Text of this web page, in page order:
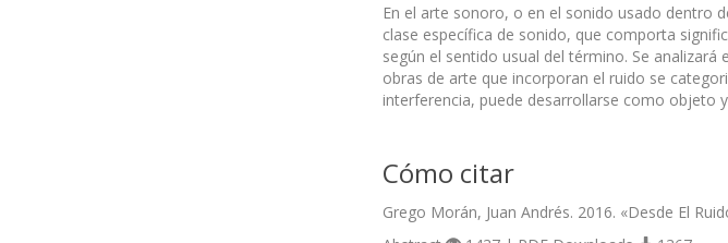
En el arte sonoro, o en el sonido usado dentro
clase específica de sonido, que comporta
según el sentido usual del término. Se
obras de arte que incorporan el ruido se
interferencia, puede desarrollarse como objeto
Cómo citar
Grego Morán, Juan Andrés. 2016. «Desde El